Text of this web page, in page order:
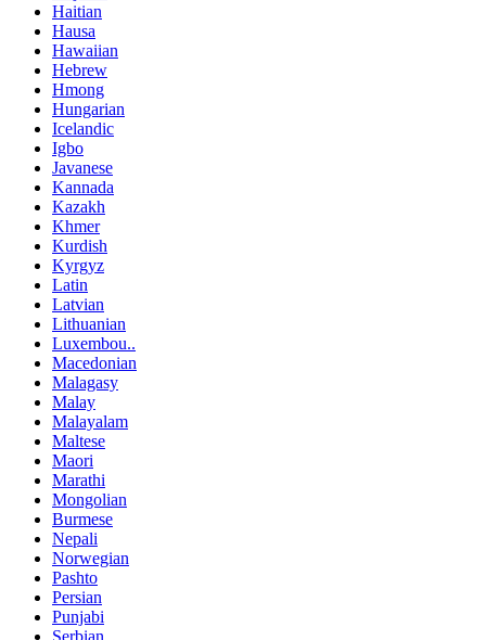
Haitian
Hausa
Hawaiian
Hebrew
Hmong
Hungarian
Icelandic
Igbo
Javanese
Kannada
Kazakh
Khmer
Kurdish
Kyrgyz
Latin
Latvian
Lithuanian
Luxembou..
Macedonian
Malagasy
Malay
Malayalam
Maltese
Maori
Marathi
Mongolian
Burmese
Nepali
Norwegian
Pashto
Persian
Punjabi